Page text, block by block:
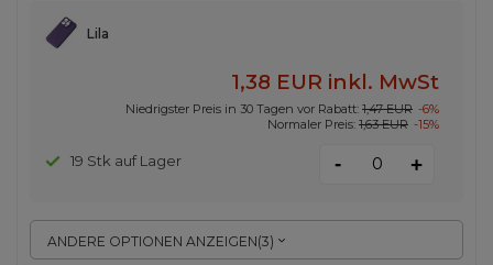
ANDERE OPTIONEN ANZEIGEN(3)
Lila
1,38 EUR inkl. MwSt
Niedrigster Preis in 30 Tagen vor Rabatt: 1,47 EUR -6%
Normaler Preis: 1,63 EUR -15%
19 Stk auf Lager - +